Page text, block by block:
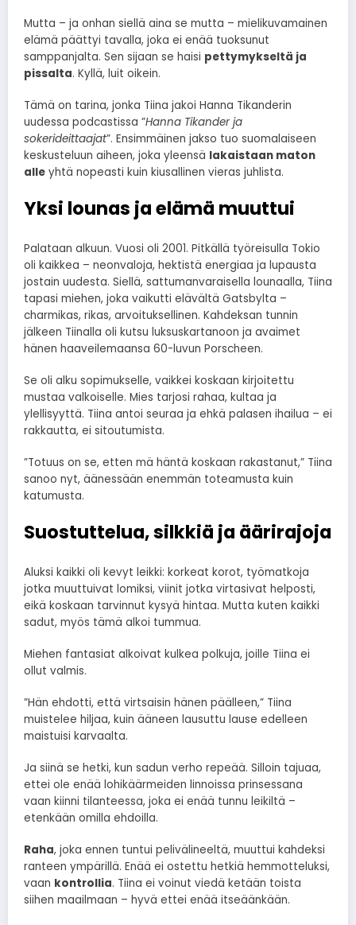
Mutta – ja onhan siellä aina se mutta – mielikuvamainen
elämä päättyi tavalla, joka ei enää tuoksunut
samppanjalta. Sen sijaan se haisi pettymykseltä ja
pissalta. Kyllä, luit oikein.
Tämä on tarina, jonka Tiina jakoi Hanna Tikanderin
uudessa podcastissa ”Hanna Tikander ja
sokerideittaajat”. Ensimmäinen jakso tuo suomalaiseen
keskusteluun aiheen, joka yleensä lakaistaan maton
alle yhtä nopeasti kuin kiusallinen vieras juhlista.
Yksi lounas ja elämä muuttui
Palataan alkuun. Vuosi oli 2001. Pitkällä työreisulla Tokio
oli kaikkea – neonvaloja, hektistä energiaa ja lupausta
jostain uudesta. Siellä, sattumanvaraisella lounaalla, Tiina
tapasi miehen, joka vaikutti elävältä Gatsbylta –
charmikas, rikas, arvoituksellinen. Kahdeksan tunnin
jälkeen Tiinalla oli kutsu luksuskartanoon ja avaimet
hänen haaveilemaansa 60-luvun Porscheen.
Se oli alku sopimukselle, vaikkei koskaan kirjoitettu
mustaa valkoiselle. Mies tarjosi rahaa, kultaa ja
ylellisyyttä. Tiina antoi seuraa ja ehkä palasen ihailua – ei
rakkautta, ei sitoutumista.
”Totuus on se, etten mä häntä koskaan rakastanut,” Tiina
sanoo nyt, äänessään enemmän toteamusta kuin
katumusta.
Suostuttelua, silkkiä ja äärirajoja
Aluksi kaikki oli kevyt leikki: korkeat korot, työmatkoja
jotka muuttuivat lomiksi, viinit jotka virtasivat helposti,
eikä koskaan tarvinnut kysyä hintaa. Mutta kuten kaikki
sadut, myös tämä alkoi tummua.
Miehen fantasiat alkoivat kulkea polkuja, joille Tiina ei
ollut valmis.
”Hän ehdotti, että virtsaisin hänen päälleen,” Tiina
muistelee hiljaa, kuin ääneen lausuttu lause edelleen
maistuisi karvaalta.
Ja siinä se hetki, kun sadun verho repeää. Silloin tajuaa,
ettei ole enää lohikäärmeiden linnoissa prinsessana
vaan kiinni tilanteessa, joka ei enää tunnu leikiltä –
etenkään omilla ehdoilla.
Raha, joka ennen tuntui pelivälineeltä, muuttui kahdeksi
ranteen ympärillä. Enää ei ostettu hetkiä hemmotteluksi,
vaan kontrollia. Tiina ei voinut viedä ketään toista
siihen maailmaan – hyvä ettei enää itseäänkään.